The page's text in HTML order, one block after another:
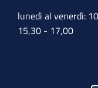
lunedì al venerdì:
15,30 - 17,00